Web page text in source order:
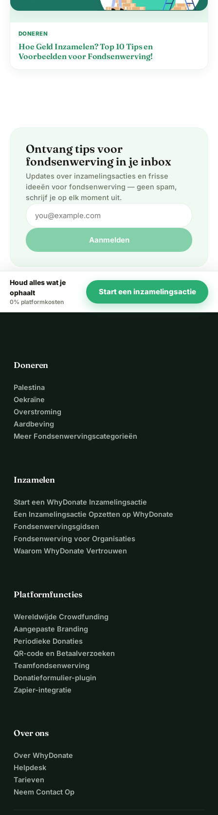
DONEREN
Hoe Geld Inzamelen? Top 10 Tips en
Voorbeelden voor Fondsenwerving!
Ontvang tips voor
fondsenwerving in je inbox
Updates over inzamelingsacties en frisse
ideeën voor fondsenwerving — geen spam,
schrijf je op elk moment uit.
Aanmelden
Houd alles wat je
ophaalt
0% platformkosten
Start een inzamelingsactie
Doneren
Palestina
Oekraïne
Overstroming
Aardbeving
Meer Fondsenwervingscategorieën
Inzamelen
Start een WhyDonate Inzamelingsactie
Een Inzamelingsactie Opzetten op WhyDonate
Fondsenwervingsgidsen
Fondsenwerving voor Organisaties
Waarom WhyDonate Vertrouwen
Platformfuncties
Wereldwijde Crowdfunding
Aangepaste Branding
Periodieke Donaties
QR-code en Betaalverzoeken
Teamfondsenwerving
Donatieformulier-plugin
Zapier-integratie
Over ons
Over WhyDonate
Helpdesk
Tarieven
Neem Contact Op